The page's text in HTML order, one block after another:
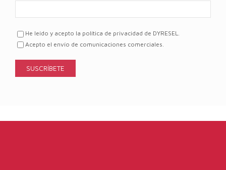
He leído y acepto la política de privacidad de DYRESEL.
Acepto el envío de comunicaciones comerciales.